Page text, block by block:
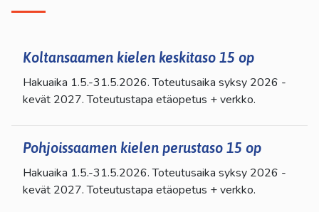
Koltansaamen kielen keskitaso 15 op
Hakuaika 1.5.-31.5.2026. Toteutusaika syksy 2026 -
kevät 2027. Toteutustapa etäopetus + verkko.
Pohjoissaamen kielen perustaso 15 op
Hakuaika 1.5.-31.5.2026. Toteutusaika syksy 2026 -
kevät 2027. Toteutustapa etäopetus + verkko.